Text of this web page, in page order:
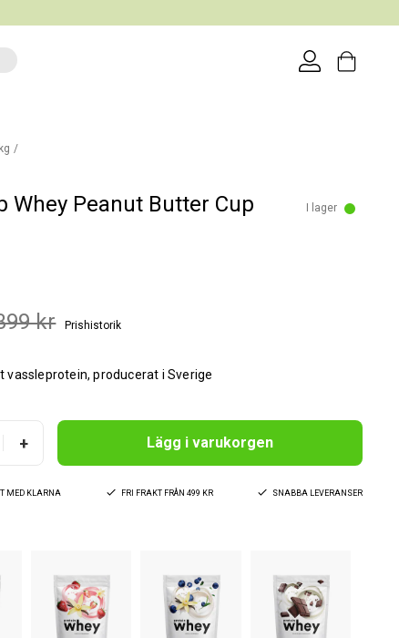
Whey Peanut Butter Cup
I lager
kr Prishistorik
vassleprotein, producerat i Sverige
+ Lägg i varukorgen
MED KLARNA FRI FRAKT FRÅN 499 KR SNABBA LEVERANSER